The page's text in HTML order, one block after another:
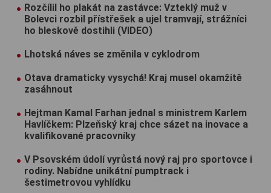
Rozčílil ho plakát na zastávce: Vzteklý muž v
Bolevci rozbil přístřešek a ujel tramvají, strážníci
ho bleskově dostihli (VIDEO)
Lhotská náves se změnila v cyklodrom
Otava dramaticky vysychá! Kraj musel okamžitě
zasáhnout
Hejtman Kamal Farhan jednal s ministrem Karlem
Havlíčkem: Plzeňský kraj chce sázet na inovace a
kvalifikované pracovníky
V Psovském údolí vyrůstá nový raj pro sportovce i
rodiny. Nabídne unikátní pumptrack i
šestimetrovou vyhlídku